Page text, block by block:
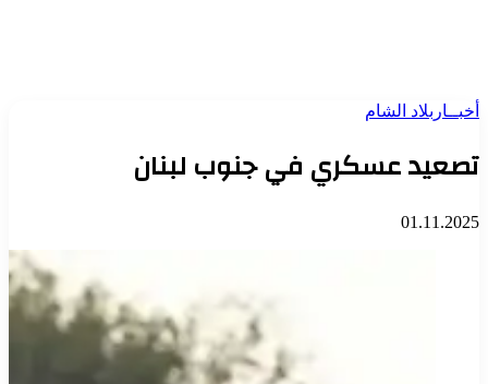
أخبــار بلاد الشام
تصعيد عسكري في جنوب لبنان
01.11.2025